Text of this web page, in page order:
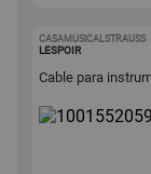
CASAMUSICALSTRAUSS
LESPOIR
Cable para